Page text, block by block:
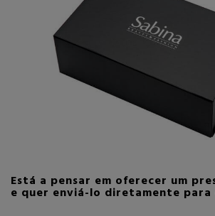
Está a pensar em oferecer um
e quer enviá-lo diretamente para